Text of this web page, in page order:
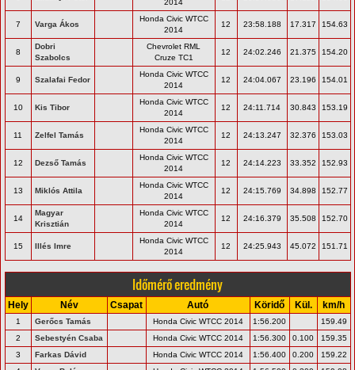
2014
7 Varga Ákos
Honda Civic WTCC
2014
12 23:58.188 17.317 154.63
8
Dobri
Szabolcs
Chevrolet RML
Cruze TC1
12 24:02.246 21.375 154.20
9 Szalafai Fedor
Honda Civic WTCC
2014
12 24:04.067 23.196 154.01
10 Kis Tibor
Honda Civic WTCC
2014
12 24:11.714 30.843 153.19
11 Zelfel Tamás
Honda Civic WTCC
2014
12 24:13.247 32.376 153.03
12 Dezső Tamás
Honda Civic WTCC
2014
12 24:14.223 33.352 152.93
13 Miklós Attila
Honda Civic WTCC
2014
12 24:15.769 34.898 152.77
14
Magyar
Krisztián
Honda Civic WTCC
2014
12 24:16.379 35.508 152.70
15 Illés Imre
Honda Civic WTCC
2014
12 24:25.943 45.072 151.71
Időmérő eredmény
Hely Név Csapat Autó Köridő Kül. km/h
1 Gerőcs Tamás Honda Civic WTCC 2014 1:56.200
159.49
2
Sebestyén Csaba Honda Civic WTCC 2014 1:56.300 0.100
159.35
3
Farkas Dávid Honda Civic WTCC 2014 1:56.400 0.200
159.22